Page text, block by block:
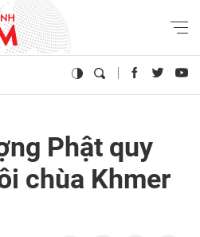
Phật quy
chùa Khmer